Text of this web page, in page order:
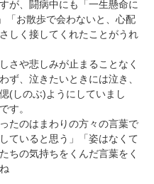
が、闘病中にも「一生懸命に
「お散歩で会わないと、心配
しく接してくれたことがうれ
さや悲しみが止まることなく
ず、泣きたいときには泣き、
(しのぶ)ようにしていまし
す。
たのはまわりの方々の言葉で
ていると思う」「姿はなくて
ちの気持ちをくんだ言葉をく